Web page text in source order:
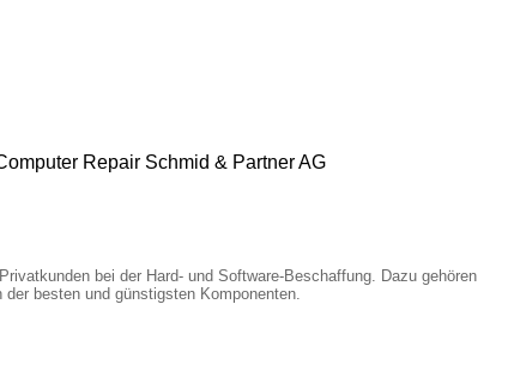
bei der Hard- und Software-Beschaffung. Dazu gehören
besten und günstigsten Komponenten.